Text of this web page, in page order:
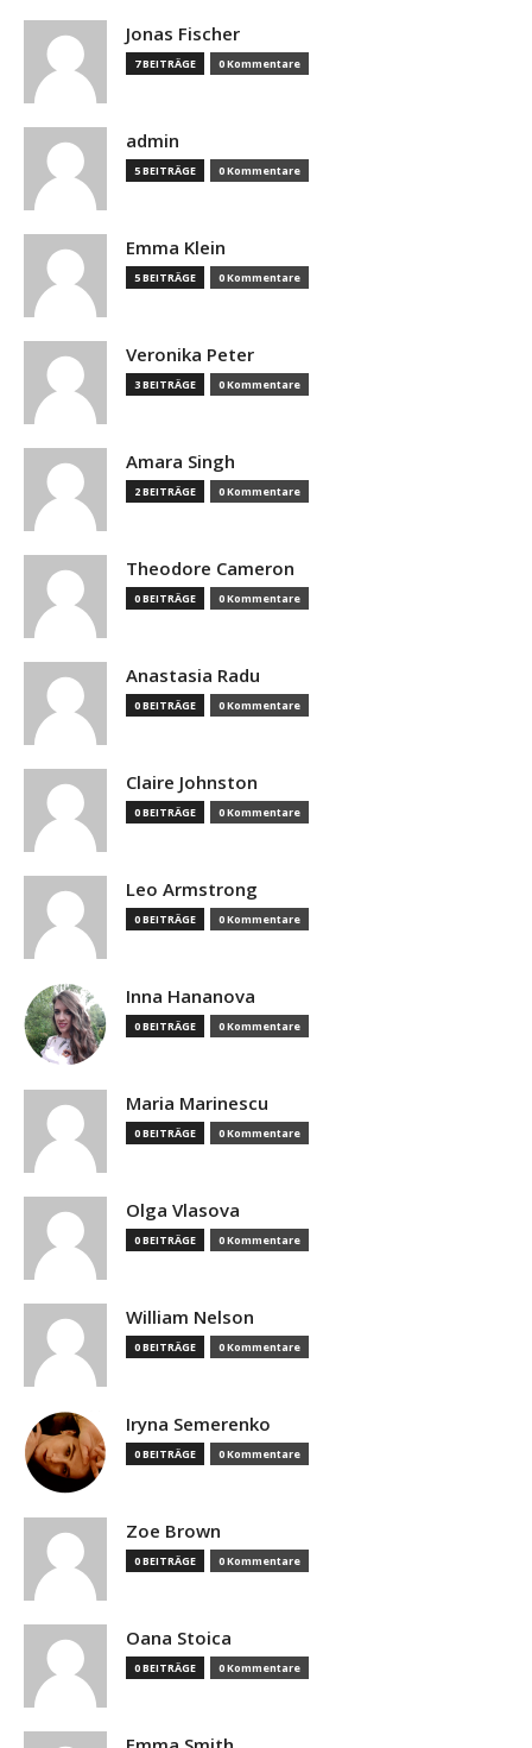
Jonas Fischer
7 BEITRÄGE 0 Kommentare
admin
5 BEITRÄGE 0 Kommentare
Emma Klein
5 BEITRÄGE 0 Kommentare
Veronika Peter
3 BEITRÄGE 0 Kommentare
Amara Singh
2 BEITRÄGE 0 Kommentare
Theodore Cameron
0 BEITRÄGE 0 Kommentare
Anastasia Radu
0 BEITRÄGE 0 Kommentare
Claire Johnston
0 BEITRÄGE 0 Kommentare
Leo Armstrong
0 BEITRÄGE 0 Kommentare
Inna Hananova
0 BEITRÄGE 0 Kommentare
Maria Marinescu
0 BEITRÄGE 0 Kommentare
Olga Vlasova
0 BEITRÄGE 0 Kommentare
William Nelson
0 BEITRÄGE 0 Kommentare
Iryna Semerenko
0 BEITRÄGE 0 Kommentare
Zoe Brown
0 BEITRÄGE 0 Kommentare
Oana Stoica
0 BEITRÄGE 0 Kommentare